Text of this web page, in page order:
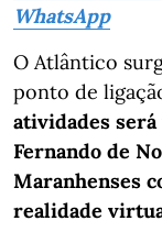
WhatsApp
O Atlântico
ponto de
atividades
Fernando de
Maranhenses
realidade